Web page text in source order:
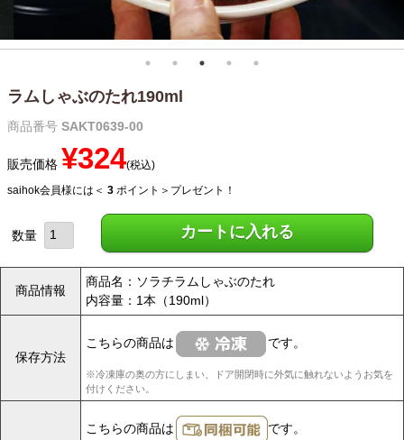
ラムしゃぶのたれ190ml
商品番号 SAKT0639-00
販売価格 ¥324 税込
saihok会員様には＜ 3 ポイント＞プレゼント！
カートに入れる
商品情報
商品名：ソラチラムしゃぶのたれ
内容量：1本（190ml）
保存方法
こちらの商品は です。
※冷凍庫の奥の方にしまい、ドア開閉時に外気に触れないようお気を
付けください。
こちらの商品は です。